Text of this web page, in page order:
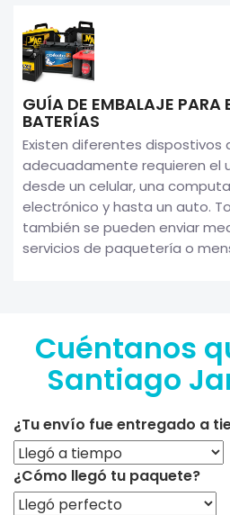
GUÍA DE EMBALAJE PARA
BATERÍAS
Existen diferentes dispostivos
adecuadamente requieren el
desde un celular, una
electrónico y hasta un auto.
también se pueden enviar
servicios de paquetería o
Cuéntanos
Santiago
¿Tu envío fue entregado a
¿Cómo llegó tu paquete?